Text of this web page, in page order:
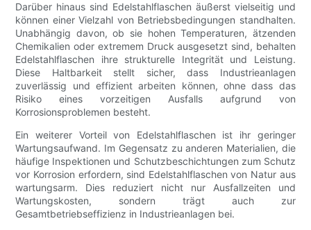
Darüber hinaus sind Edelstahlflaschen äußerst vielseitig und
können einer Vielzahl von Betriebsbedingungen standhalten.
Unabhängig davon, ob sie hohen Temperaturen, ätzenden
Chemikalien oder extremem Druck ausgesetzt sind, behalten
Edelstahlflaschen ihre strukturelle Integrität und Leistung.
Diese Haltbarkeit stellt sicher, dass Industrieanlagen
zuverlässig und effizient arbeiten können, ohne dass das
Risiko eines vorzeitigen Ausfalls aufgrund von
Korrosionsproblemen besteht.
Ein weiterer Vorteil von Edelstahlflaschen ist ihr geringer
Wartungsaufwand. Im Gegensatz zu anderen Materialien, die
häufige Inspektionen und Schutzbeschichtungen zum Schutz
vor Korrosion erfordern, sind Edelstahlflaschen von Natur aus
wartungsarm. Dies reduziert nicht nur Ausfallzeiten und
Wartungskosten, sondern trägt auch zur
Gesamtbetriebseffizienz in Industrieanlagen bei.